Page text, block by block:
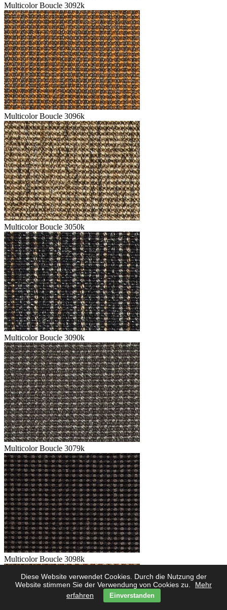
Diese Website verwendet Cookies. Durch die Nutzung der
Website stimmen Sie der Verwendung von Cookies zu.
Mehr
erfahren
Einverstanden
Multicolor Boucle 3092k
Multicolor Boucle 3096k
Multicolor Boucle 3050k
Multicolor Boucle 3090k
Multicolor Boucle 3079k
Multicolor Boucle 3098k